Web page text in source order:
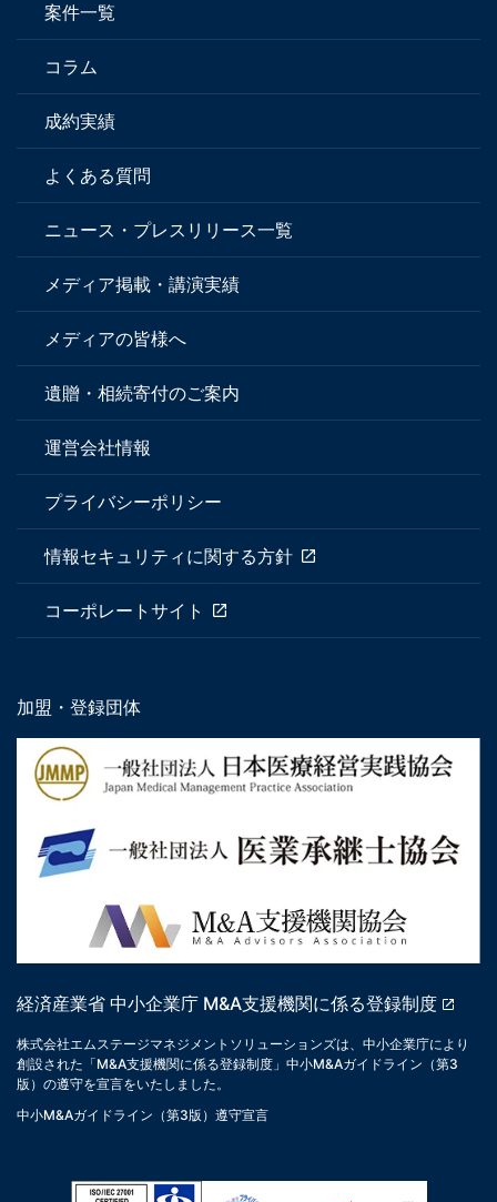
案件一覧
コラム
成約実績
よくある質問
ニュース・プレスリリース一覧
メディア掲載・講演実績
メディアの皆様へ
遺贈・相続寄付のご案内
運営会社情報
プライバシーポリシー
情報セキュリティに関する方針
コーポレートサイト
加盟・登録団体
経済産業省 中小企業庁 M&A支援機関に係る登録制度
株式会社エムステージマネジメントソリューションズは、中小企業庁により
創設された「M&A支援機関に係る登録制度」中小M&Aガイドライン（第3
版）の遵守を宣言をいたしました。
中小M&Aガイドライン（第3版）遵守宣言